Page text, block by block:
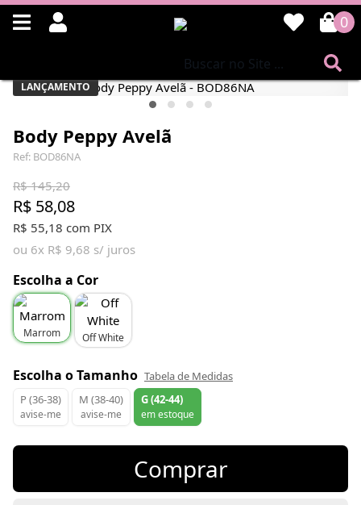
0
LANÇAMENTO
Body Peppy Avelã
Ref: BOD86NA
R$ 145,20
R$ 58,08
R$ 55,18 com PIX
ou 6x R$ 9,68 s/ juros
Escolha a Cor
Marrom Off White
Escolha o Tamanho Tabela de Medidas
P (36-38)
avise-me
M (38-40)
avise-me
G (42-44)
em estoque
Comprar